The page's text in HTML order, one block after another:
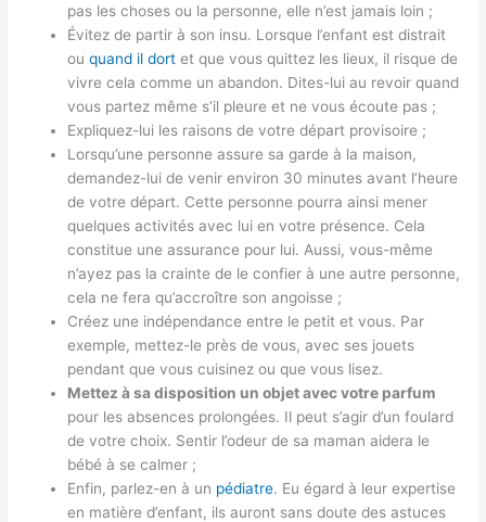
pas les choses ou la personne, elle n’est jamais loin ;
Évitez de partir à son insu. Lorsque l’enfant est distrait
ouquand il dort et que vous quittez les lieux, il risque de
vivre cela comme un abandon. Dites-lui au revoir quand
vous partez même s’il pleure et ne vous écoute pas ;
Expliquez-lui les raisons de votre départ provisoire ;
Lorsqu’une personne assure sa garde à la maison,
demandez-lui de venir environ 30 minutes avant l’heure
de votre départ. Cette personne pourra ainsi mener
quelques activités avec lui en votre présence. Cela
constitue une assurance pour lui. Aussi, vous-même
n’ayez pas la crainte de le confier à une autre personne,
cela ne fera qu’accroître son angoisse ;
Créez une indépendance entre le petit et vous. Par
exemple, mettez-le près de vous, avec ses jouets
pendant que vous cuisinez ou que vous lisez.
Mettez à sa disposition un objet avec votre parfum
pour les absences prolongées. Il peut s’agir d’un foulard
de votre choix. Sentir l’odeur de sa maman aidera le
bébé à se calmer ;
Enfin, parlez-en à un pédiatre. Eu égard à leur expertise
en matière d’enfant, ils auront sans doute des astuces